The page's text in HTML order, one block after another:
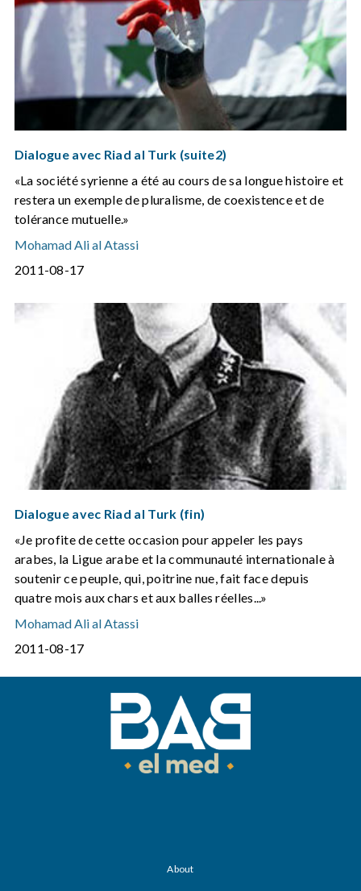
Dialogue avec Riad al Turk (suite2)
«La société syrienne a été au cours de sa longue histoire et
restera un exemple de pluralisme, de coexistence et de
tolérance mutuelle.»
Mohamad Ali al Atassi
2011-08-17
Dialogue avec Riad al Turk (fin)
«Je profite de cette occasion pour appeler les pays
arabes, la Ligue arabe et la communauté internationale à
soutenir ce peuple, qui, poitrine nue, fait face depuis
quatre mois aux chars et aux balles réelles...»
Mohamad Ali al Atassi
2011-08-17
About